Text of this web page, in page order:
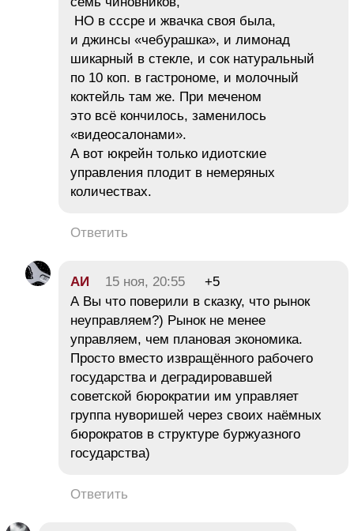
НО в сссре и жвачка своя была,
и джинсы «чебурашка», и лимонад
шикарный в стекле, и сок натуральный
по 10 коп. в гастрономе, и молочный
коктейль там же. При меченом
это всё кончилось, заменилось
«видеосалонами».
А вот юкрейн только идиотские
управления плодит в немеряных
количествах.
Ответить
АИ 15 ноя, 20:55
+5
А Вы что поверили в сказку, что рынок
неуправляем?) Рынок не менее
управляем, чем плановая экономика.
Просто вместо извращённого рабочего
государства и деградировавшей
советской бюрократии им управляет
группа нуворишей через своих наёмных
бюрократов в структуре буржуазного
государства)
Ответить